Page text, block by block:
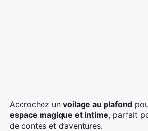
Accrochez un voilage au plafond
espace magique et intime, parfait
de contes et d’aventures.